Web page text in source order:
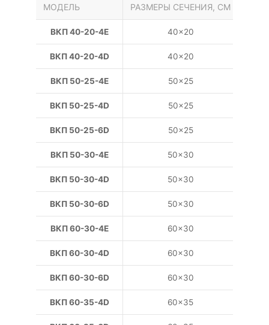
МОДЕЛЬ РАЗМЕРЫ СЕЧЕНИЯ, СМ
ВКП 40-20-4E 40×20
ВКП 40-20-4D 40×20
ВКП 50-25-4E 50×25
ВКП 50-25-4D 50×25
ВКП 50-25-6D 50×25
ВКП 50-30-4E 50×30
ВКП 50-30-4D 50×30
ВКП 50-30-6D 50×30
ВКП 60-30-4E 60×30
ВКП 60-30-4D 60×30
ВКП 60-30-6D 60×30
ВКП 60-35-4D 60×35